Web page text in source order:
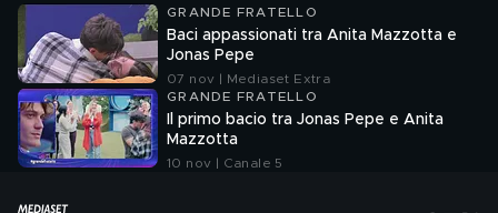
GRANDE FRATELLO
Baci appassionati tra Anita Mazzotta e
Jonas Pepe
07 nov | Mediaset Extra
GRANDE FRATELLO
Il primo bacio tra Jonas Pepe e Anita
Mazzotta
10 nov | Canale 5